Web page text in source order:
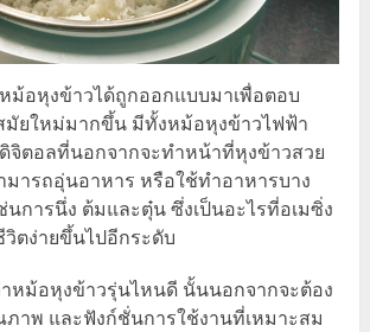
ม้อหุงข้าวได้ถูกออกแบบมาเพื่อตอบ
มัยใหม่มากขึ้น มีทั้งหม้อหุงข้าวไฟฟ้า
จิตอลที่นอกจากจะทำหน้าที่หุงข้าวสวย
มารถอุ่นอาหาร หรือใช้ทำอาหารบาง
นการนึ่ง ต้มและตุ๋น ซึ่งเป็นอะไรที่อเมซิ่ง
ตง่ายขึ้นไปอีกระดับ
หม้อหุงข้าวรุ่นไหนดี นั้นนอกจากจะต้อง
ภาพ และฟังก์ชั่นการใช้งานที่เหมาะสม